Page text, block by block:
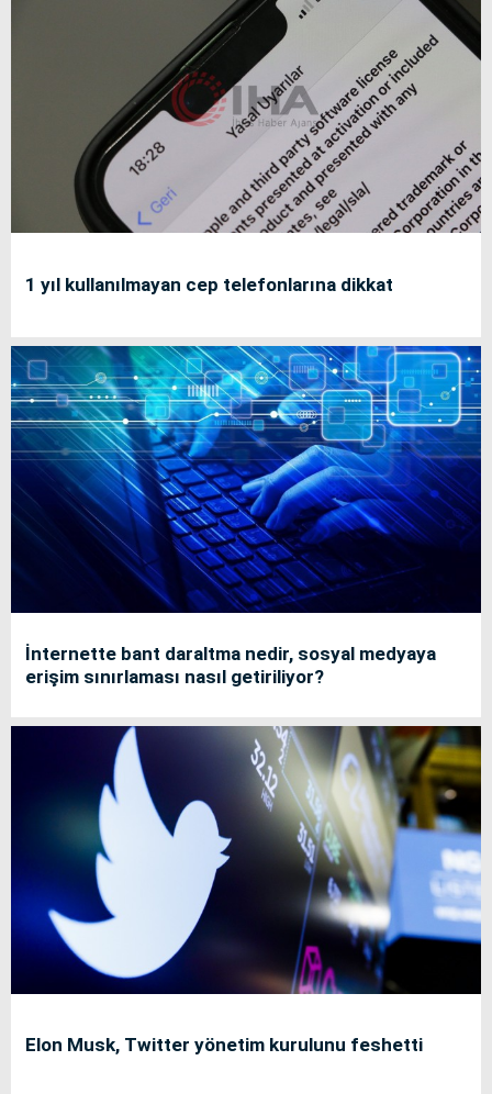
1 yıl kullanılmayan cep telefonlarına dikkat
İnternette bant daraltma nedir, sosyal medyaya
erişim sınırlaması nasıl getiriliyor?
Elon Musk, Twitter yönetim kurulunu feshetti